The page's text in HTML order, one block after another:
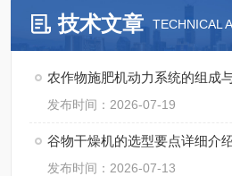
技术文章 TECHNICAL
农作物施肥机动力系统的组成
发布时间：2026-07-19
谷物干燥机的选型要点详细介
发布时间：2026-07-13